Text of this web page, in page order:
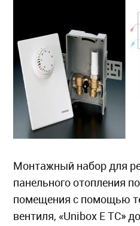
Монтажный набор для
панельного отопления
помещения с помощью
вентиля, «Unibox E TС»